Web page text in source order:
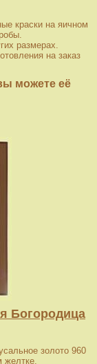
краски на яичном
размерах.
на заказ
можете её
Богородица
золото 960
желтке.